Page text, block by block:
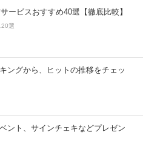
ービスおすすめ40選【徹底比較】
20選
ングから、ヒットの推移をチェッ
ント、サインチェキなどプレゼン